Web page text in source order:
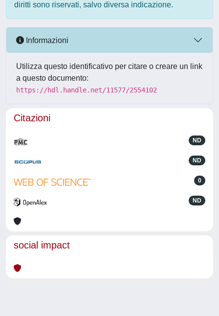
diritti sono riservati, salvo diversa indicazione.
Informazioni
Utilizza questo identificativo per citare o creare un link
a questo documento:
https://hdl.handle.net/11577/2554102
Citazioni
ND
ND
0
ND
social impact